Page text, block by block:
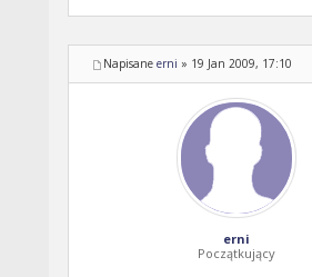
Napisane erni » 19 Jan 2009, 17:10
erni
Początkujący